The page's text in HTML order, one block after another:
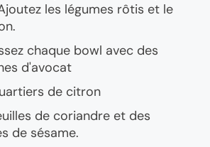
les légumes rôtis et le
chaque bowl avec des
d'avocat
de citron
de coriandre et des
de sésame.